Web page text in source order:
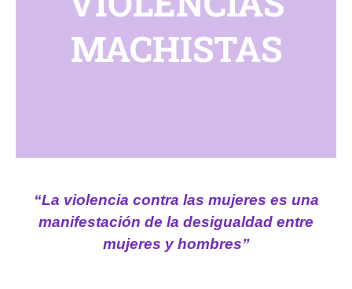
MACHISTAS
“La violencia contra las mujeres es una
manifestación de la desigualdad entre
mujeres y hombres”